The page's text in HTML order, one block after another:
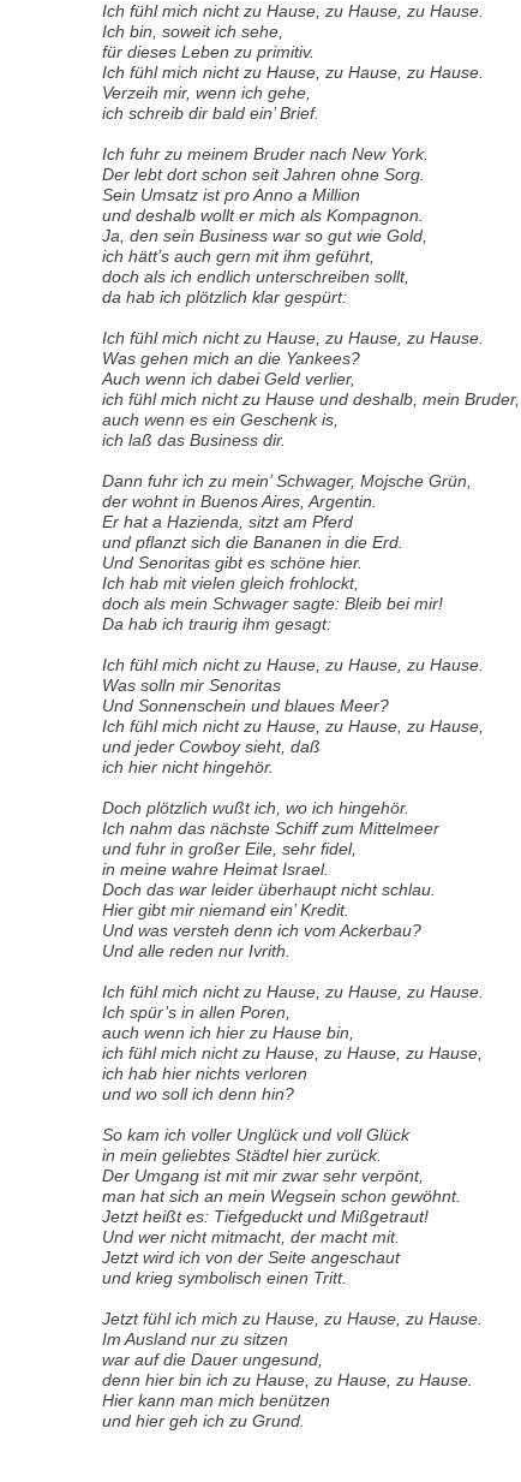
Ich fühl mich nicht zu Hause, zu Hause, zu Hause.
Ich bin, soweit ich sehe,
für dieses Leben zu primitiv.
Ich fühl mich nicht zu Hause, zu Hause, zu Hause.
Verzeih mir, wenn ich gehe,
ich schreib dir bald ein’ Brief.
Ich fuhr zu meinem Bruder nach New York.
Der lebt dort schon seit Jahren ohne Sorg.
Sein Umsatz ist pro Anno a Million
und deshalb wollt er mich als Kompagnon.
Ja, den sein Business war so gut wie Gold,
ich hätt’s auch gern mit ihm geführt,
doch als ich endlich unterschreiben sollt,
da hab ich plötzlich klar gespürt:
Ich fühl mich nicht zu Hause, zu Hause, zu Hause.
Was gehen mich an die Yankees?
Auch wenn ich dabei Geld verlier,
ich fühl mich nicht zu Hause und deshalb, mein Bruder,
auch wenn es ein Geschenk is,
ich laß das Business dir.
Dann fuhr ich zu mein’ Schwager, Mojsche Grün,
der wohnt in Buenos Aires, Argentin.
Er hat a Hazienda, sitzt am Pferd
und pflanzt sich die Bananen in die Erd.
Und Senoritas gibt es schöne hier.
Ich hab mit vielen gleich frohlockt,
doch als mein Schwager sagte: Bleib bei mir!
Da hab ich traurig ihm gesagt:
Ich fühl mich nicht zu Hause, zu Hause, zu Hause.
Was solln mir Senoritas
Und Sonnenschein und blaues Meer?
Ich fühl mich nicht zu Hause, zu Hause, zu Hause,
und jeder Cowboy sieht, daß
ich hier nicht hingehör.
Doch plötzlich wußt ich, wo ich hingehör.
Ich nahm das nächste Schiff zum Mittelmeer
und fuhr in großer Eile, sehr fidel,
in meine wahre Heimat Israel.
Doch das war leider überhaupt nicht schlau.
Hier gibt mir niemand ein’ Kredit.
Und was versteh denn ich vom Ackerbau?
Und alle reden nur Ivrith.
Ich fühl mich nicht zu Hause, zu Hause, zu Hause.
Ich spür’s in allen Poren,
auch wenn ich hier zu Hause bin,
ich fühl mich nicht zu Hause, zu Hause, zu Hause,
ich hab hier nichts verloren
und wo soll ich denn hin?
So kam ich voller Unglück und voll Glück
in mein geliebtes Städtel hier zurück.
Der Umgang ist mit mir zwar sehr verpönt,
man hat sich an mein Wegsein schon gewöhnt.
Jetzt heißt es: Tiefgeduckt und Mißgetraut!
Und wer nicht mitmacht, der macht mit.
Jetzt wird ich von der Seite angeschaut
und krieg symbolisch einen Tritt.
Jetzt fühl ich mich zu Hause, zu Hause, zu Hause.
Im Ausland nur zu sitzen
war auf die Dauer ungesund,
denn hier bin ich zu Hause, zu Hause, zu Hause.
Hier kann man mich benützen
und hier geh ich zu Grund.